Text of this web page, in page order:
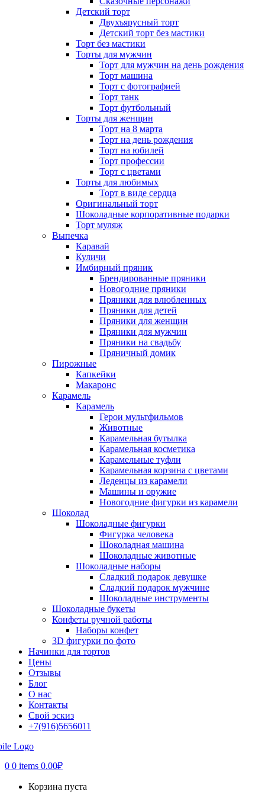
Детский торт
Двухъярусный торт
Детский торт без мастики
Торт без мастики
Торты для мужчин
Торт для мужчин на день рождения
Торт машина
Торт с фотографией
Торт танк
Торт футбольный
Торты для женщин
Торт на 8 марта
Торт на день рождения
Торт на юбилей
Торт профессии
Торт с цветами
Торты для любимых
Торт в виде сердца
Оригинальный торт
Шоколадные корпоративные подарки
Торт муляж
Выпечка
Каравай
Куличи
Имбирный пряник
Брендированные пряники
Новогодние пряники
Пряники для влюбленных
Пряники для детей
Пряники для женщин
Пряники для мужчин
Пряники на свадьбу
Пряничный домик
Пирожные
Капкейки
Макаронс
Карамель
Карамель
Герои мультфильмов
Животные
Карамельная бутылка
Карамельная косметика
Карамельные туфли
Карамельная корзина с цветами
Леденцы из карамели
Машины и оружие
Новогодние фигурки из карамели
Шоколад
Шоколадные фигурки
Фигурка человека
Шоколадная машина
Шоколадные животные
Шоколадные наборы
Сладкий подарок девушке
Сладкий подарок мужчине
Шоколадные инструменты
Шоколадные букеты
Конфеты ручной работы
Наборы конфет
3D фигурки по фото
Начинки для тортов
Цены
Отзывы
Блог
О нас
Контакты
Свой эскиз
+7(916)5656011
0 0 items 0.00₽
Корзина пуста